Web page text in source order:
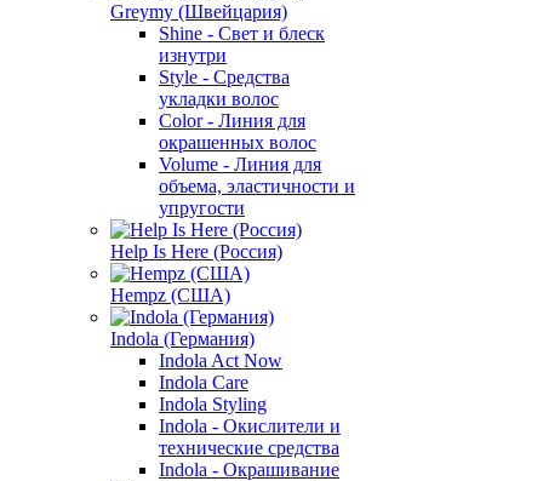
Greymy (Швейцария)
Shine - Свет и блеск
изнутри
Style - Средства
укладки волос
Color - Линия для
окрашенных волос
Volume - Линия для
объема, эластичности и
упругости
Help Is Here (Россия)
Hempz (США)
Indola (Германия)
Indola Act Now
Indola Care
Indola Styling
Indola - Окислители и
технические средства
Indola - Окрашивание